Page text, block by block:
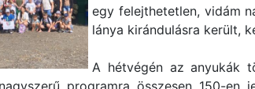
egy felejthetetlen, vidám
lánya kirándulásra került,
A hétvégén az anyukák
programra összesen 150-en